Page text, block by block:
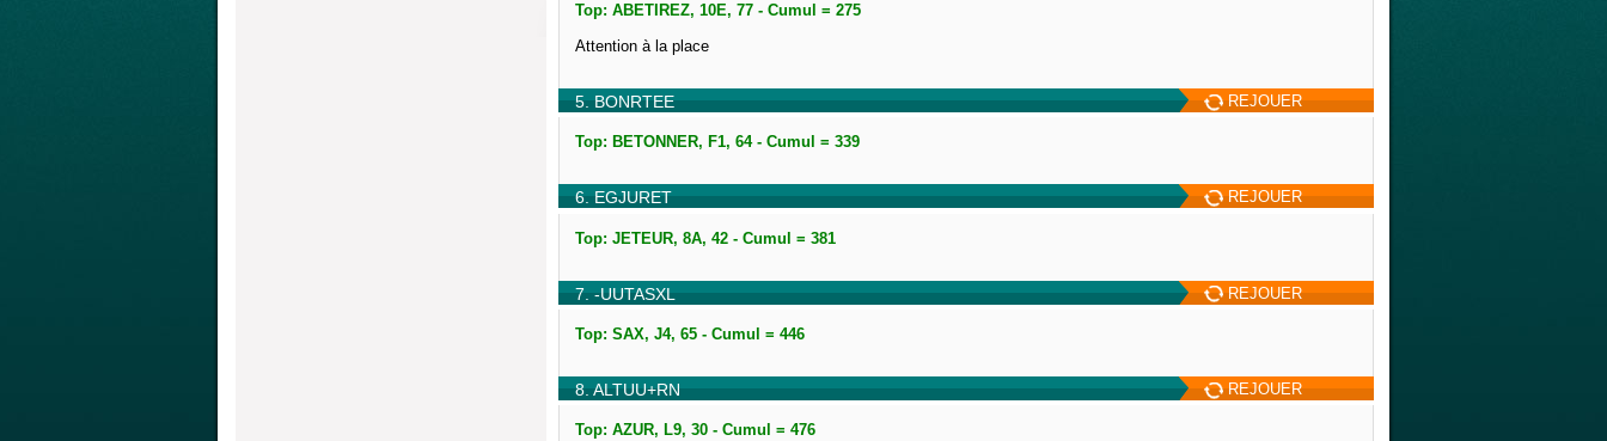
Top: ABETIREZ, 10E, 77 - Cumul = 275
Attention à la place
5. BONRTEE REJOUER
Top: BETONNER, F1, 64 - Cumul = 339
6. EGJURET REJOUER
Top: JETEUR, 8A, 42 - Cumul = 381
7. -UUTASXL REJOUER
Top: SAX, J4, 65 - Cumul = 446
8. ALTUU+RN REJOUER
Top: AZUR, L9, 30 - Cumul = 476